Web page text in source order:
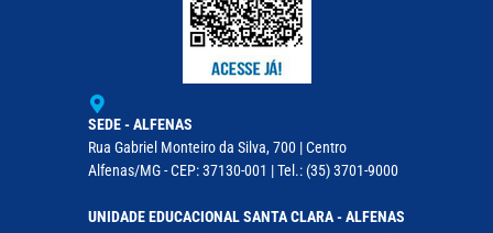
SEDE - ALFENAS
Rua Gabriel Monteiro da Silva, 700 | Centro
Alfenas/MG - CEP: 37130-001 | Tel.: (35) 3701-9000
UNIDADE EDUCACIONAL SANTA CLARA - ALFENAS